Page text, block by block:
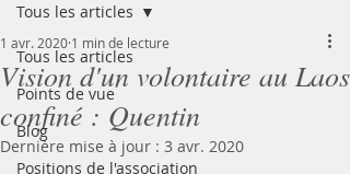
Tous les articles
Points de vue
Blog
Positions de l'association
Tous les articles
Vision d'un volontaire au Laos
confiné : Quentin
1 avr. 2020 1 min de lecture
Dernière mise à jour : 3 avr. 2020